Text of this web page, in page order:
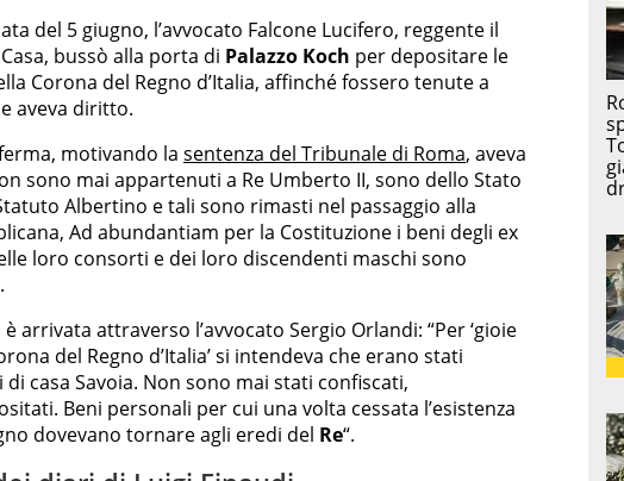
del 5 giugno, l’avvocato Falcone Lucifero, reggente il
bussò alla porta di Palazzo Koch per depositare le
Corona del Regno d’Italia, affinché fossero tenute a
aveva diritto.
motivando la sentenza del Tribunale di Roma, aveva
sono mai appartenuti a Re Umberto II, sono dello Stato
Albertino e tali sono rimasti nel passaggio alla
Ad abundantiam per la Costituzione i beni degli ex
loro consorti e dei loro discendenti maschi sono
arrivata attraverso l’avvocato Sergio Orlandi: “Per ‘gioie
del Regno d’Italia’ si intendeva che erano stati
casa Savoia. Non sono mai stati confiscati,
Beni personali per cui una volta cessata l’esistenza
dovevano tornare agli eredi del Re“.